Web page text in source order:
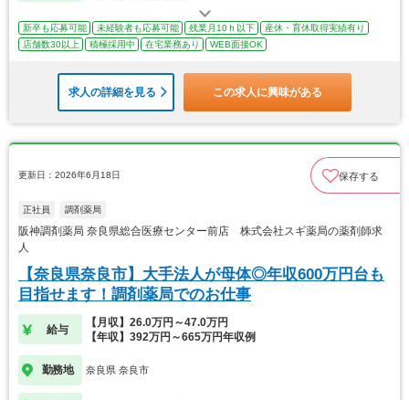
新卒も応募可能 未経験者も応募可能 残業月10ｈ以下
産休・育休取得実績有り
店舗数30以上
積極採用中 在宅業務あり WEB面接OK
求人の詳細を見る この求人に興味がある
更新日：2026年6月18日 保存する
正社員 調剤薬局
阪神調剤薬局 奈良県総合医療センター前店 株式会社スギ薬局の薬剤師求
人
【奈良県奈良市】大手法人が母体◎年収600万円台も
目指せます！調剤薬局でのお仕事
給与
【月収】26.0万円～47.0万円
【年収】392万円～665万円年収例
勤務地 奈良県 奈良市